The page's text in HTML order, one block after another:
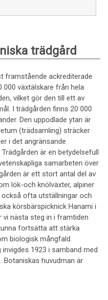
trädgård
framstående ackrediterade
000 växtälskare från hela
vilket gör den till ett av
I trädgården finns 20 000
Den uppodlade ytan är
(trädsamling) sträcker
i det angränsande
är en betydelsefull
samarbeten över
är ett stort antal del av
lök-och knölväxter, alpiner
ofta utställningar och
körsbärspicknick Hanami i
vi nästa steg in i framtiden
fortsätta att stärka
biologisk mångfald.
1923 i samband med
Botaniskas huvudman är